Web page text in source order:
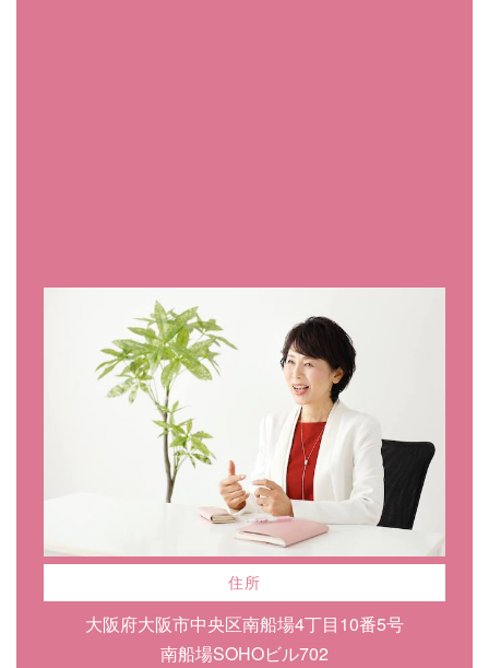
住所
大阪府大阪市中央区南船場4丁目10番5号
南船場SOHOビル702